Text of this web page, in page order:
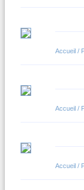
Accueil /
Accueil /
Accueil /